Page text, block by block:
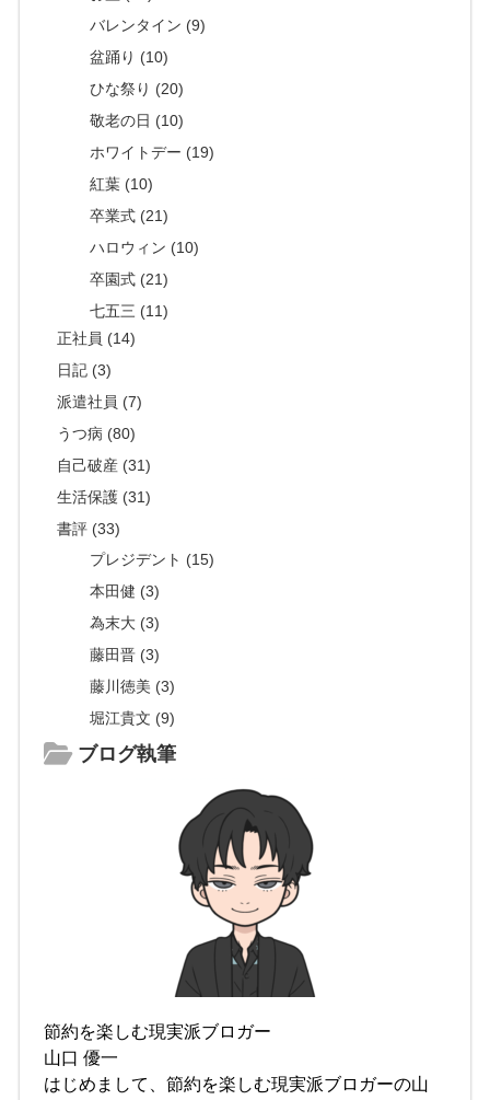
バレンタイン (9)
盆踊り (10)
ひな祭り (20)
敬老の日 (10)
ホワイトデー (19)
紅葉 (10)
卒業式 (21)
ハロウィン (10)
卒園式 (21)
七五三 (11)
正社員 (14)
日記 (3)
派遣社員 (7)
うつ病 (80)
自己破産 (31)
生活保護 (31)
書評 (33)
プレジデント (15)
本田健 (3)
為末大 (3)
藤田晋 (3)
藤川徳美 (3)
堀江貴文 (9)
ブログ執筆
節約を楽しむ現実派ブロガー
山口 優一
はじめまして、節約を楽しむ現実派ブロガーの山